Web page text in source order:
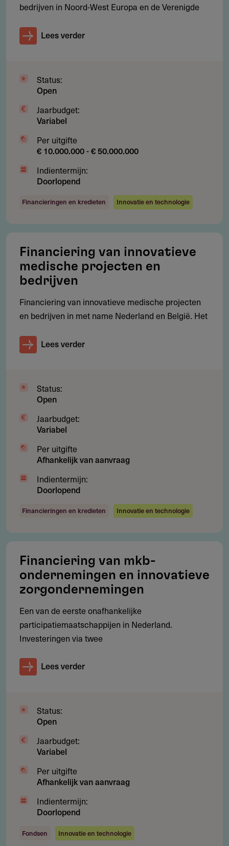
Financieringsfase
Kredietverstrekking (Direct Lending, CLO Management
en Structured Credit)
Voorwaarden
Actief in één van bovengenoemde sectoren
Potentie voor operationele verbetering
Werkgebied
Internationaal.
Aanvragen
Gebruikersnotities
Deel je kennis/ervaring over deze regeling of
verstrekker met de Fondswervingonline community.
Permira Advisers LLP
Bockenheimer Landstrasse 33
60325Frankfurt am Main
Duitsland
https://www.permira.com
bedrijven in Noord-West Europa en de Verenigde
Lees verder
Status:
Open
Jaarbudget:
Variabel
Per uitgifte
€ 10.000.000 - € 50.000.000
Indientermijn:
Doorlopend
Financieringen en kredieten Innovatie en technologie
Financiering van innovatieve
medische projecten en
bedrijven
Financiering van innovatieve medische projecten
en bedrijven in met name Nederland en België. Het
Lees verder
Status:
Open
Jaarbudget:
Variabel
Per uitgifte
Afhankelijk van aanvraag
Indientermijn:
Doorlopend
Financieringen en kredieten Innovatie en technologie
Financiering van mkb-
ondernemingen en innovatieve
zorgondernemingen
Een van de eerste onafhankelijke
participatiemaatschappijen in Nederland.
Investeringen via twee
Lees verder
Status:
Open
Jaarbudget:
Variabel
Per uitgifte
Afhankelijk van aanvraag
Indientermijn:
Doorlopend
Fondsen Innovatie en technologie